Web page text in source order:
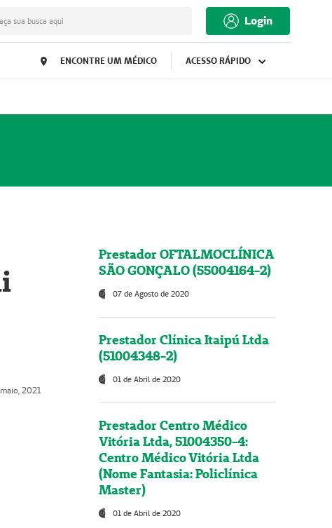
sua busca aqui Login
ENCONTRE UM MÉDICO ACESSO RÁPIDO
2021
Prestador OFTALMOCLÍNICA
SÃO GONÇALO (55004164-2)
07 de Agosto de 2020
Prestador Clínica Itaipú Ltda
(51004348-2)
01 de Abril de 2020
Prestador Centro Médico
Vitória Ltda, 51004350-4:
Centro Médico Vitória Ltda
(Nome Fantasia: Policlínica
Master)
01 de Abril de 2020